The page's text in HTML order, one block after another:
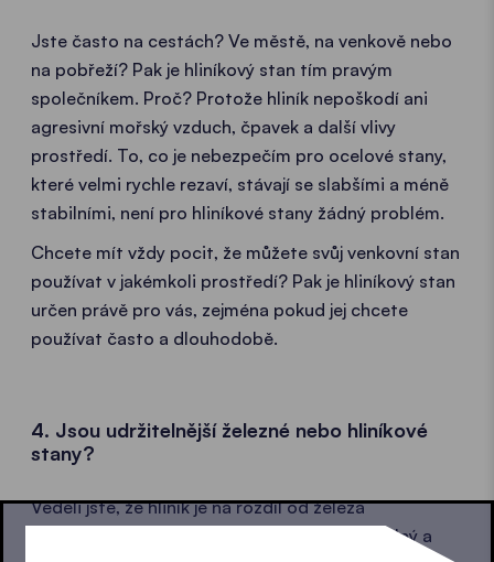
Jste často na cestách? Ve městě, na venkově nebo
na pobřeží? Pak je hliníkový stan tím pravým
společníkem. Proč? Protože hliník nepoškodí ani
agresivní mořský vzduch, čpavek a další vlivy
prostředí. To, co je nebezpečím pro ocelové stany,
které velmi rychle rezaví, stávají se slabšími a méně
stabilními, není pro hliníkové stany žádný problém.
Chcete mít vždy pocit, že můžete svůj venkovní stan
používat v jakémkoli prostředí? Pak je hliníkový stan
určen právě pro vás, zejména pokud jej chcete
používat často a dlouhodobě.
4. Jsou udržitelnější železné nebo hliníkové
stany?
Věděli jste, že hliník je na rozdíl od železa
udržitelnější? Ne? Hliník je 100% recyklovatelný a